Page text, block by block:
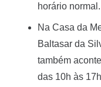
horário normal.
Na Casa da
Baltasar da
também
das 10h às